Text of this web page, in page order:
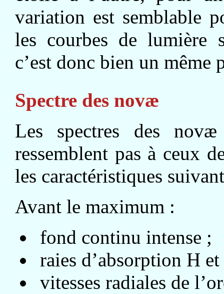
variation est semblable
les courbes de lumière
c’est donc bien un même
Spectre des novæ
Les spectres des
ressemblent pas à ceux
les caractéristiques
Avant le maximum :
fond continu intense ;
raies d’absorption H
vitesses radiales de